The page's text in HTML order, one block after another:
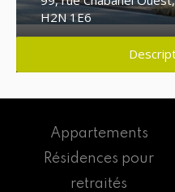
H2N 1E6
Appartements
Résidences pour
retraités